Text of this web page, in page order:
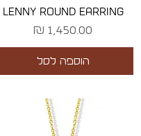
LENNY ROUND EARRING
מחיר
הוספה לסל